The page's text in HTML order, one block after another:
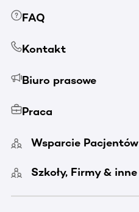
FAQ
Kontakt
Biuro prasowe
Praca
Wsparcie Pacjentów
Szkoły, Firmy & inne